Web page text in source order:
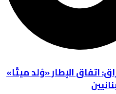
اتفاق الإطار «وُلد ميتًا»